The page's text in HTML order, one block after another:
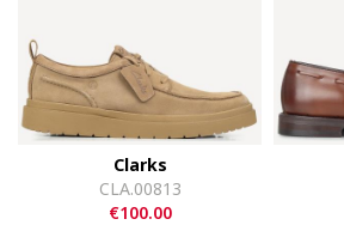
Clarks
CLA.00813
€100.00